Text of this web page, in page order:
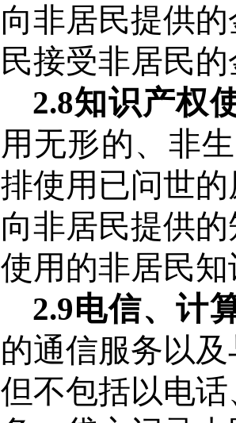
向非居民提供
民接受非居民
2.8知识产权
用无形的、非
排使用已问世
向非居民提供
使用的非居民
2.9电信、计
的通信服务以
但不包括以电